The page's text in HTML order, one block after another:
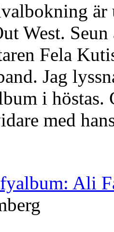
West. Seun
Fela
Jag
i höstas.
med
Ali